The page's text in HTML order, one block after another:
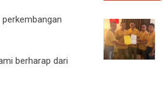
berharap dari